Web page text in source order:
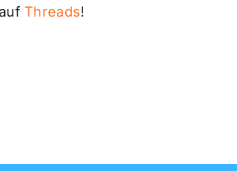
Threads!